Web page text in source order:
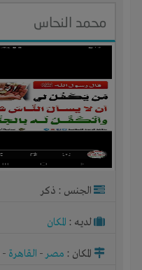
محمد النحاس
الجنس : ذكر
لديـه : المكان
المكان : مصر- القاهرة -